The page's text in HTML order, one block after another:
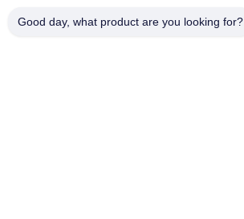
Good day, what product are you looking for?